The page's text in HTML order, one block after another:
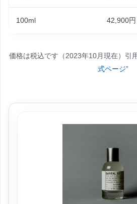
100ml 42,900円
価格は税込です（2023年10月現在）引
式ページ”